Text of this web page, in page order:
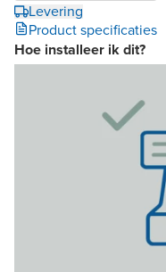
Levering
Product specificaties
Hoe installeer ik dit?